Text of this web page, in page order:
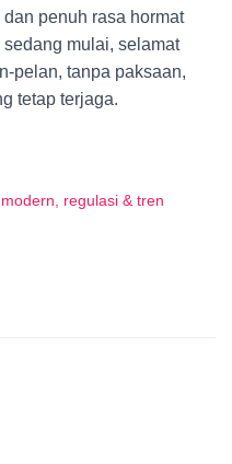
penuh rasa hormat
mulai, selamat
pelan, tanpa paksaan,
tetap terjaga.
regulasi & tren